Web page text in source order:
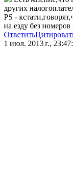
других
PS -
на езду без
Ответить
1 июл. 2013 г.,